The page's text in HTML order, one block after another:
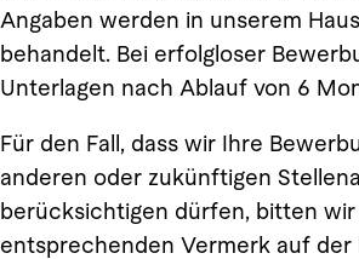
Angaben werden in unserem
behandelt. Bei erfolgloser
Unterlagen nach Ablauf von 6
Für den Fall, dass wir Ihre
anderen oder zukünftigen
berücksichtigen dürfen, bitten wir
entsprechenden Vermerk auf der